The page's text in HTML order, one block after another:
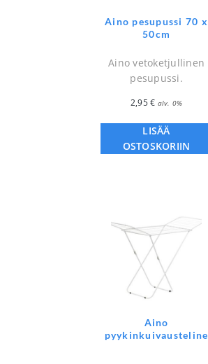
Aino pesupussi 70 x
50cm
Aino vetoketjullinen
pesupussi.
2,95€ alv. 0%
LISÄÄ
OSTOSKORIIN
Aino
pyykinkuivausteline